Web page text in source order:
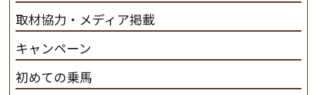
取材協力・メディア掲載
キャンペーン
初めての乗馬